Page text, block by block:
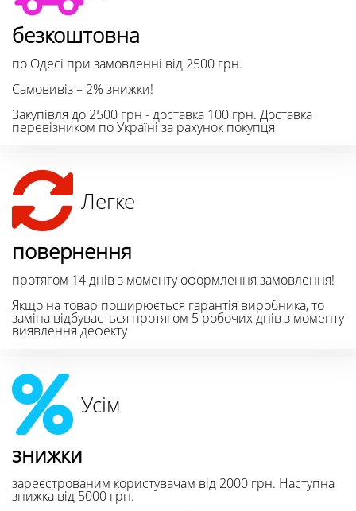
безкоштовна
по Одесі при замовленні від 2500 грн.
Самовивіз – 2% знижки!
Закупівля до 2500 грн - доставка 100 грн. Доставка
перевізником по Україні за рахунок покупця
Легке
повернення
протягом 14 днів з моменту оформлення замовлення!
Якщо на товар поширюється гарантія виробника, то
заміна відбувається протягом 5 робочих днів з моменту
виявлення дефекту
Усім
знижки
зареєстрованим користувачам від 2000 грн. Наступна
знижка від 5000 грн.